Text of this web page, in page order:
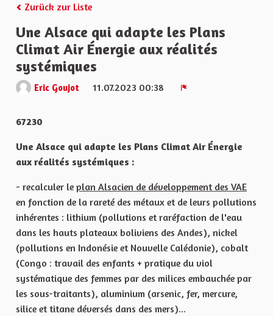
Zurück zur Liste
Une Alsace qui adapte les Plans
Climat Air Énergie aux réalités
systémiques
Eric Goujot
11.07.2023 00:38
67230
Une Alsace qui adapte les Plans Climat Air Énergie
aux réalités systémiques :
- recalculer le plan Alsacien de développement des VAE
en fonction de la rareté des métaux et de leurs pollutions
inhérentes : lithium (pollutions et raréfaction de l'eau
dans les hauts plateaux boliviens des Andes), nickel
(pollutions en Indonésie et Nouvelle Calédonie), cobalt
(Congo : travail des enfants + pratique du viol
systématique des femmes par des milices embauchée par
les sous-traitants), aluminium (arsenic, fer, mercure,
silice et titane déversés dans des mers)...